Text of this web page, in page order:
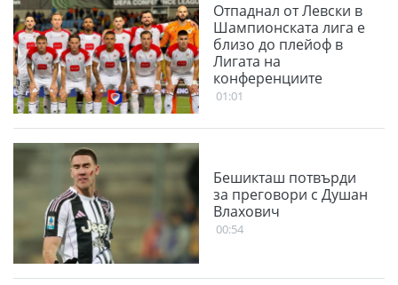
Отпаднал от Левски в
Шампионската лига е
близо до плейоф в
Лигата на
конференциите
01:01
Бешикташ потвърди
за преговори с Душан
Влахович
00:54